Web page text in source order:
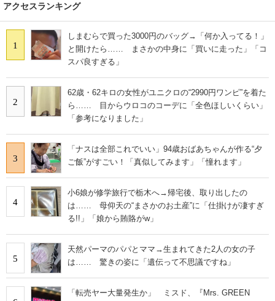
アクセスランキング
1
しまむらで買った3000円のバッグ→「何か入ってる！」
と開けたら…… まさかの中身に「買いに走った」「コ
スパ良すぎる」
2
62歳・62キロの女性がユニクロの“2990円ワンピ”を着た
ら…… 目からウロコのコーデに「全色ほしいくらい」
「参考になりました」
3
「ナスは全部これでいい」94歳おばあちゃんが作る“夕
ご飯”がすごい！「真似してみます」「憧れます」
4
小6娘が修学旅行で栃木へ→帰宅後、取り出したの
は…… 母仰天の“まさかのお土産”に「仕掛けが凄すぎ
る!!」「娘から賄賂がw」
5
天然パーマのパパとママ→生まれてきた2人の女の子
は…… 驚きの姿に「遺伝って不思議ですね」
「転売ヤー大量発生か」 ミスド、『Mrs. GREEN